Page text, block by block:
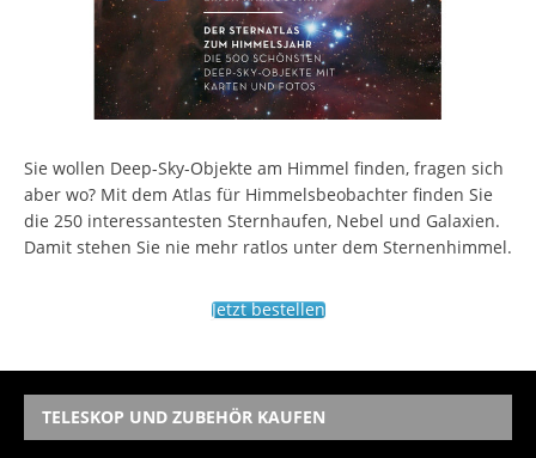
Sie wollen Deep-Sky-Objekte am Himmel finden, fragen sich
aber wo? Mit dem Atlas für Himmelsbeobachter finden Sie
die 250 interessantesten Sternhaufen, Nebel und Galaxien.
Damit stehen Sie nie mehr ratlos unter dem Sternenhimmel.
Jetzt bestellen
TELESKOP UND ZUBEHÖR KAUFEN